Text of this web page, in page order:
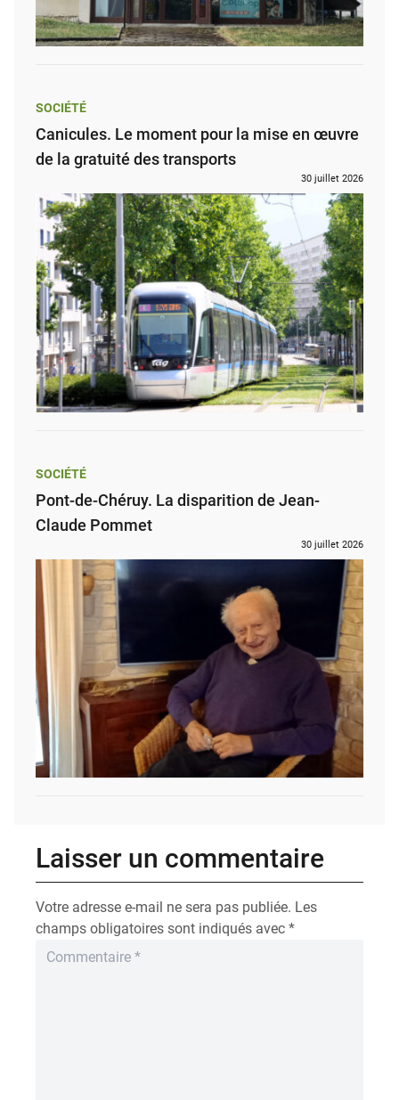
SOCIÉTÉ
Canicules. Le moment pour la mise en œuvre
de la gratuité des transports
30 juillet 2026
SOCIÉTÉ
Pont-de-Chéruy. La disparition de Jean-
Claude Pommet
30 juillet 2026
Laisser un commentaire
Votre adresse e-mail ne sera pas publiée. Les
champs obligatoires sont indiqués avec *